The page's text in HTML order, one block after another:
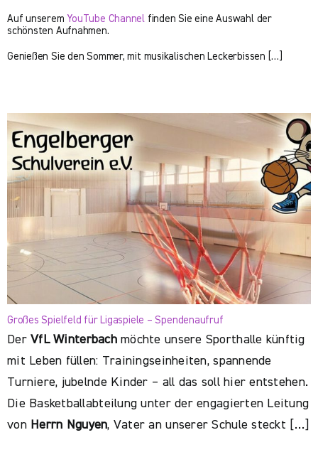
Auf unserem YouTube Channel finden Sie eine Auswahl der
schönsten Aufnahmen.
Genießen Sie den Sommer, mit musikalischen Leckerbissen […]
Großes Spielfeld für Ligaspiele – Spendenaufruf
DerVfL Winterbachmöchte unsere Sporthalle künftig
mit Leben füllen: Trainingseinheiten, spannende
Turniere, jubelnde Kinder – all das soll hier entstehen.
Die Basketballabteilung unter der engagierten Leitung
von Herrn Nguyen, Vater an unserer Schule steckt […]